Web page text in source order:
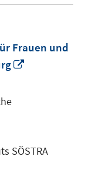
Frauen und
SÖSTRA